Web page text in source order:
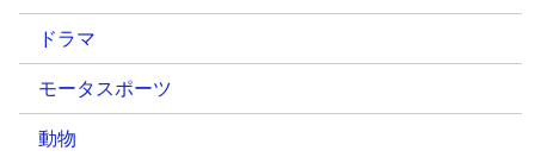
ドラマ
モータスポーツ
動物